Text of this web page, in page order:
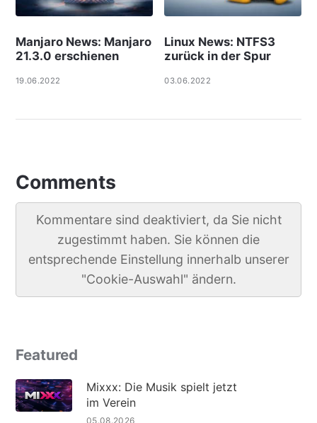
Manjaro News: Manjaro
21.3.0 erschienen
19.06.2022
Linux News: NTFS3
zurück in der Spur
03.06.2022
Comments
Kommentare sind deaktiviert, da Sie nicht
zugestimmt haben. Sie können die
entsprechende Einstellung innerhalb unserer
"Cookie-Auswahl" ändern.
Featured
Mixxx: Die Musik spielt jetzt
im Verein
05.08.2026